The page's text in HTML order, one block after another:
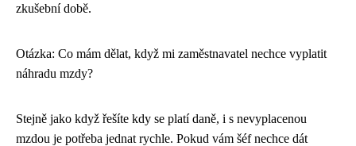
zkušební době.
Otázka: Co mám dělat, když mi zaměstnavatel nechce vyplatit
náhradu mzdy?
Stejně jako když řešíte kdy se platí daně, i s nevyplacenou
mzdou je potřeba jednat rychle. Pokud vám šéf nechce dát